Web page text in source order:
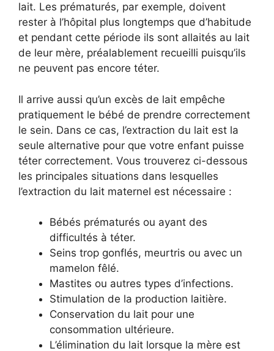
lait. Les prématurés, par exemple, doivent
rester à l’hôpital plus longtemps que d’habitude
et pendant cette période ils sont allaités au lait
de leur mère, préalablement recueilli puisqu’ils
ne peuvent pas encore téter.
Il arrive aussi qu’un excès de lait empêche
pratiquement le bébé de prendre correctement
le sein. Dans ce cas, l’extraction du lait est la
seule alternative pour que votre enfant puisse
téter correctement. Vous trouverez ci-dessous
les principales situations dans lesquelles
l’extraction du lait maternel est nécessaire :
Bébés prématurés ou ayant des
difficultés à téter.
Seins trop gonflés, meurtris ou avec un
mamelon fêlé.
Mastites ou autres types d’infections.
Stimulation de la production laitière.
Conservation du lait pour une
consommation ultérieure.
L’élimination du lait lorsque la mère est